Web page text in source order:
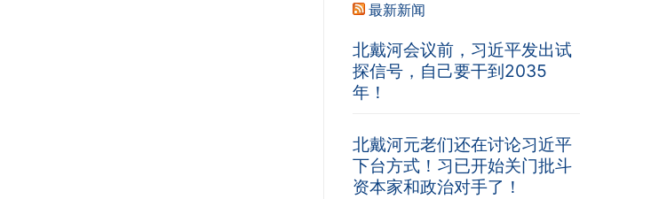
最新新闻
北戴河会议前，习近平发出试
探信号，自己要干到2035
年！
北戴河元老们还在讨论习近平
下台方式！习已开始关门批斗
资本家和政治对手了！